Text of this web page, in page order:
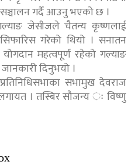
गर्दै आउनु भएको छ ।
जेसीजले चैतन्य कृष्णलाई
गरेको थियो । सनातन
महत्वपूर्ण रहेको गल्याङ
दिनुभयो ।
सभामुख देवराज
। तस्बिर सौजन्य ः विष्णु